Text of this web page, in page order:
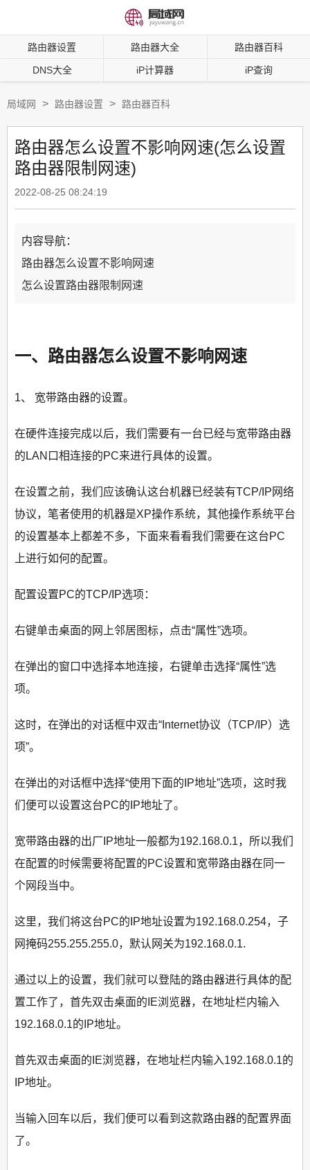
路由器设置 路由器大全 路由器百科
DNS大全 iP计算器 iP查询
局域网 > 路由器设置 > 路由器百科
路由器怎么设置不影响网速(怎么设置
路由器限制网速)
2022-08-25 08:24:19
内容导航：
路由器怎么设置不影响网速
怎么设置路由器限制网速
一、路由器怎么设置不影响网速
1、 宽带路由器的设置。
在硬件连接完成以后，我们需要有一台已经与宽带路由器
的LAN口相连接的PC来进行具体的设置。
在设置之前，我们应该确认这台机器已经装有TCP/IP网络
协议，笔者使用的机器是XP操作系统，其他操作系统平台
的设置基本上都差不多，下面来看看我们需要在这台PC
上进行如何的配置。
配置设置PC的TCP/IP选项：
右键单击桌面的网上邻居图标，点击“属性”选项。
在弹出的窗口中选择本地连接，右键单击选择“属性”选
项。
这时，在弹出的对话框中双击“Internet协议（TCP/IP）选
项”。
在弹出的对话框中选择“使用下面的IP地址”选项，这时我
们便可以设置这台PC的IP地址了。
宽带路由器的出厂IP地址一般都为192.168.0.1，所以我们
在配置的时候需要将配置的PC设置和宽带路由器在同一
个网段当中。
这里，我们将这台PC的IP地址设置为192.168.0.254，子
网掩码255.255.255.0，默认网关为192.168.0.1.
通过以上的设置，我们就可以登陆的路由器进行具体的配
置工作了，首先双击桌面的IE浏览器，在地址栏内输入
192.168.0.1的IP地址。
首先双击桌面的IE浏览器，在地址栏内输入192.168.0.1的
IP地址。
当输入回车以后，我们便可以看到这款路由器的配置界面
了。